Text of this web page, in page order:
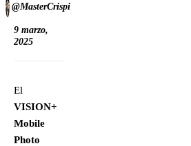
@MasterCrispi
9 marzo,
2025
El
VISION+
Mobile
Photo